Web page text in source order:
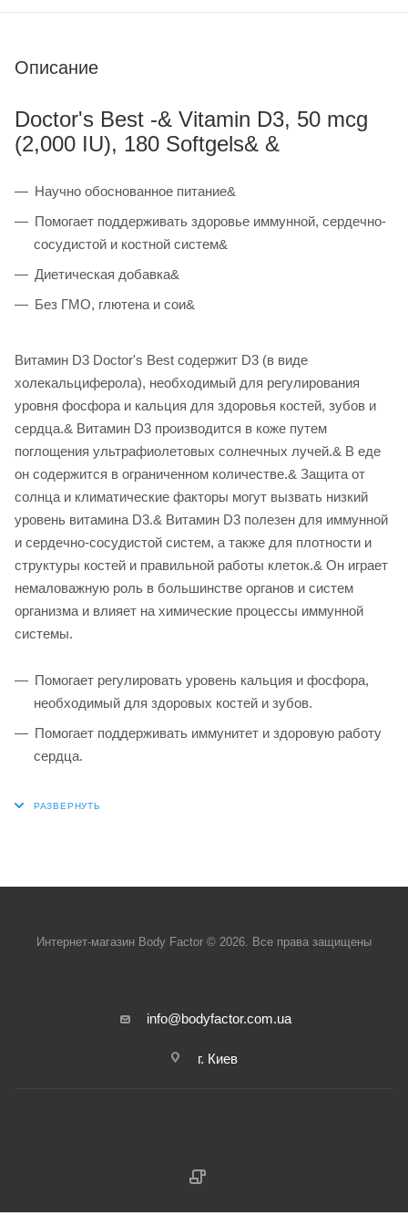
Описание
Doctor's Best -& Vitamin D3, 50 mcg
(2,000 IU), 180 Softgels& &
Научно обоснованное питание&
Помогает поддерживать здоровье иммунной, сердечно-
сосудистой и костной систем&
Диетическая добавка&
Без ГМО, глютена и сои&
Витамин D3 Doctor's Best содержит D3 (в виде
холекальциферола), необходимый для регулирования
уровня фосфора и кальция для здоровья костей, зубов и
сердца.& Витамин D3 производится в коже путем
поглощения ультрафиолетовых солнечных лучей.& В еде
он содержится в ограниченном количестве.& Защита от
солнца и климатические факторы могут вызвать низкий
уровень витамина D3.& Витамин D3 полезен для иммунной
и сердечно-сосудистой систем, а также для плотности и
структуры костей и правильной работы клеток.& Он играет
немаловажную роль в большинстве органов и систем
организма и влияет на химические процессы иммунной
системы.
Помогает регулировать уровень кальция и фосфора,
необходимый для здоровых костей и зубов.
Помогает поддерживать иммунитет и здоровую работу
сердца.
Интернет-магазин Body Factor © 2026. Все права защищены
info@bodyfactor.com.ua
г. Киев